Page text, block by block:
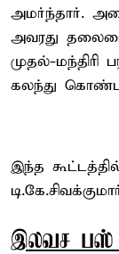
அமர்ந்தார்.
அவரது
முதல்-மந்திரி
கலந்து
இந்த கூட்டத்தில்
இலவச பஸ்